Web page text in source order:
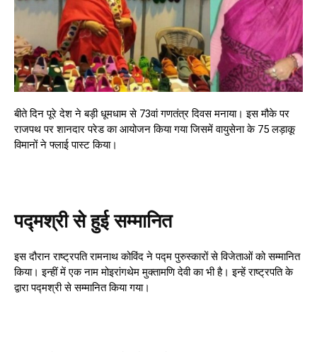
बीते दिन पूरे देश ने बड़ी धूमधाम से 73वां गणतंत्र दिवस मनाया। इस मौके पर
राजपथ पर शानदार परेड का आयोजन किया गया जिसमें वायुसेना के 75 लड़ाकू
विमानों ने फ्लाई पास्ट किया।
पद्मश्री से हुई सम्मानित
इस दौरान राष्ट्रपति रामनाथ कोविंद ने पद्म पुरुस्कारों से विजेताओं को सम्मानित
किया। इन्हीं में एक नाम मोइरांगथेम मुक्तामणि देवी का भी है। इन्हें राष्ट्रपति के
द्वारा पद्मश्री से सम्मानित किया गया।